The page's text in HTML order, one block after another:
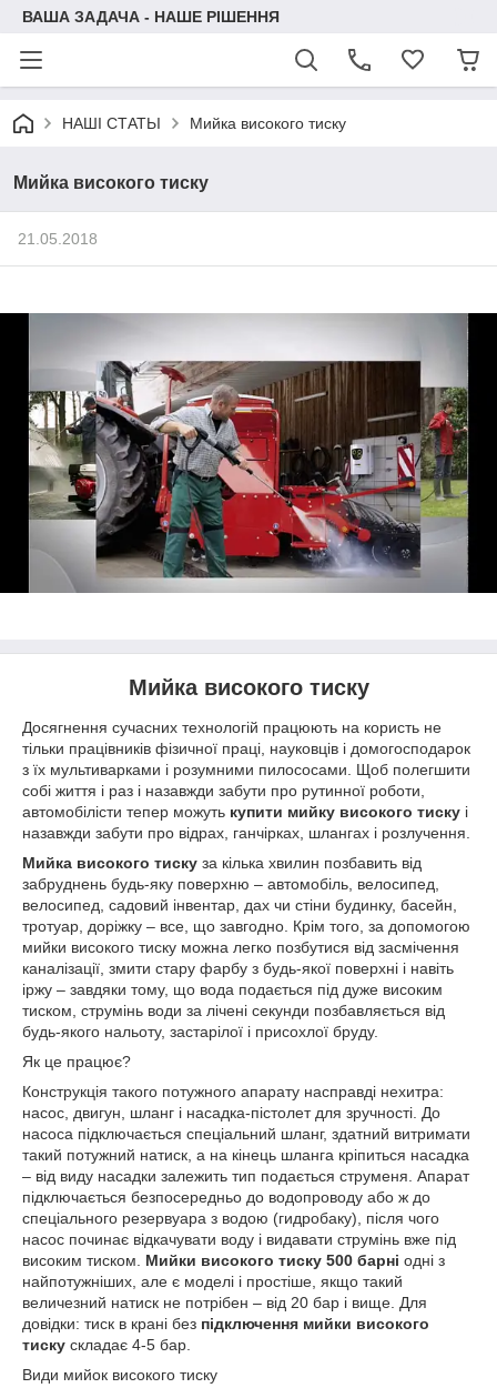
ВАША ЗАДАЧА - НАШЕ РІШЕННЯ
НАШІ СТАТЬІ Мийка високого тиску
Мийка високого тиску
21.05.2018
Мийка високого тиску
Досягнення сучасних технологій працюють на користь не
тільки працівників фізичної праці, науковців і домогосподарок
з їх мультиварками і розумними пилососами. Щоб полегшити
собі життя і раз і назавжди забути про рутинної роботи,
автомобілісти тепер можуть купити мийку високого тиску і
назавжди забути про відрах, ганчірках, шлангах і розлучення.
Мийка високого тиску за кілька хвилин позбавить від
забруднень будь-яку поверхню – автомобіль, велосипед,
велосипед, садовий інвентар, дах чи стіни будинку, басейн,
тротуар, доріжку – все, що завгодно. Крім того, за допомогою
мийки високого тиску можна легко позбутися від засмічення
каналізації, змити стару фарбу з будь-якої поверхні і навіть
іржу – завдяки тому, що вода подається під дуже високим
тиском, струмінь води за лічені секунди позбавляється від
будь-якого нальоту, застарілої і присохлої бруду.
Як це працює?
Конструкція такого потужного апарату насправді нехитра:
насос, двигун, шланг і насадка-пістолет для зручності. До
насоса підключається спеціальний шланг, здатний витримати
такий потужний натиск, а на кінець шланга кріпиться насадка
– від виду насадки залежить тип подається струменя. Апарат
підключається безпосередньо до водопроводу або ж до
спеціального резервуара з водою (гидробаку), після чого
насос починає відкачувати воду і видавати струмінь вже під
високим тиском. Мийки високого тиску 500 барні одні з
найпотужніших, але є моделі і простіше, якщо такий
величезний натиск не потрібен – від 20 бар і вище. Для
довідки: тиск в крані без підключення мийки високого
тиску складає 4-5 бар.
Види мийок високого тиску